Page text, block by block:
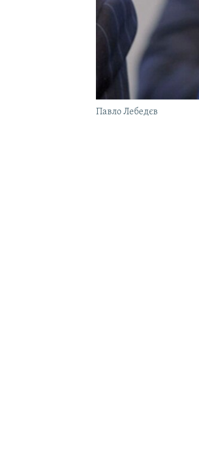
Павло Лебедєв